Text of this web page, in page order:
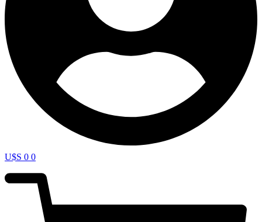
U$S 0 0